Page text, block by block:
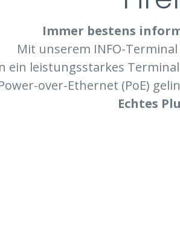
Immer bestens
Mit unserem INFO-
ein leistungsstarkes
over-Ethernet (PoE)
Echtes